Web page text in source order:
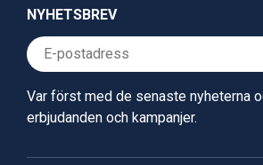
NYHETSBREV
Var först med de senaste nyheterna
erbjudanden och kampanjer.